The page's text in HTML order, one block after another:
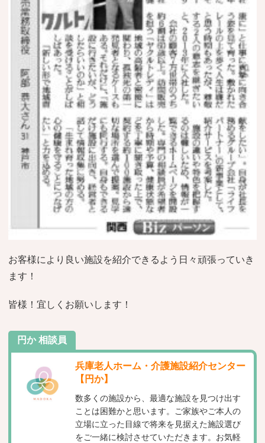
お客様により良い施設を紹介できるよう日々頑張っていき
ます！
皆様！宜しくお願いします！
円か 相談員
兵庫老人ホーム・介護施設紹介センター
【円か】
数多くの施設から、最適な施設を見つけ出す
ことは困難かと思います。ご家族やご本人の
立場に立った目線で将来を見据えた施設選び
をご一緒に検討させていただきます。お気軽